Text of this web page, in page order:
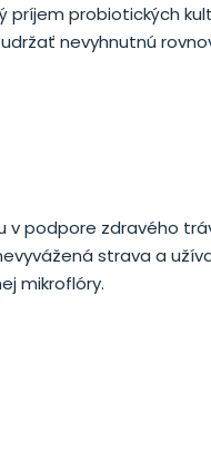
príjem probiotických
nevyhnutnú
v podpore zdravého
strava a
mikroflóry.